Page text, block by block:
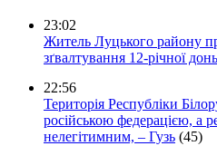
23:02
Житель Луцького району
зґвалтування 12-річної
22:56
Територія Республіки
російською федерацією, а
нелегітимним, – Гузь (45)